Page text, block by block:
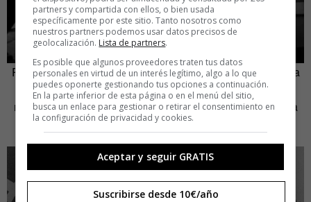
Puedes encontrarnos en formato digital y físico. La manera
más sencilla de hacerse con ella es pedirla a través de
nuestra tienda online, donde también puedes adquirir una
suscripción anual.
partners y compartida con ellos, o bien usada
específicamente por este sitio. Tanto nosotros como
nuestros partners podemos usar datos precisos de
geolocalización. Lista de partners.
Es posible que algunos proveedores traten tus datos
personales en virtud de un interés legítimo, algo a lo que
puedes oponerte gestionando tus opciones a continuación.
En la parte inferior de esta página o en el menú del sitio,
busca un enlace para gestionar o retirar el consentimiento en
la configuración de privacidad y cookies.
Aceptar y seguir GRATIS
Suscribirse desde 10€/año